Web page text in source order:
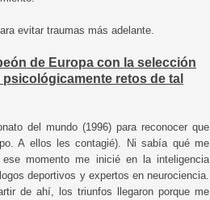
evitar traumas más adelante.
de Europa con la selección
retos de tal
del mundo (1996) para reconocer que
A ellos les contagié). Ni sabía qué me
momento me inicié en la inteligencia
deportivos y expertos en neurociencia.
de ahí, los triunfos llegaron porque me